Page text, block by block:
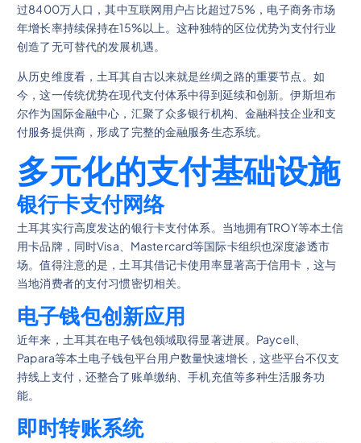
过8400万人口，其中互联网用户占比超过75%，电子商务市场
年增长率持续保持在15%以上。这种独特的区位优势为支付行业
创造了无可替代的发展机遇。
从历史维度看，土耳其自古以来就是丝绸之路的重要节点。如
今，这一传统优势在现代支付体系中得到延续和创新。伊斯坦布
尔作为国际金融中心，汇聚了众多银行机构、金融科技企业和支
付服务提供商，形成了完整的金融服务生态系统。
多元化的支付基础设施
银行卡支付网络
土耳其实行高度发达的银行卡支付体系。当地拥有TROY等本土信
用卡品牌，同时Visa、Mastercard等国际卡组织也深度渗透市
场。值得注意的是，土耳其借记卡使用率显著高于信用卡，这与
当地消费者的支付习惯密切相关。
电子钱包创新应用
近年来，土耳其在电子钱包领域取得显著进展。Paycell、
Papara等本土电子钱包平台用户数量快速增长，这些平台不仅支
持线上支付，还整合了账单缴纳、手机充值等多种生活服务功
能。
即时转账系统